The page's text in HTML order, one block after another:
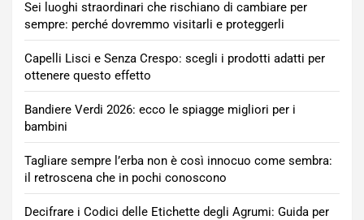
Sei luoghi straordinari che rischiano di cambiare per
sempre: perché dovremmo visitarli e proteggerli
Capelli Lisci e Senza Crespo: scegli i prodotti adatti per
ottenere questo effetto
Bandiere Verdi 2026: ecco le spiagge migliori per i
bambini
Tagliare sempre l’erba non è così innocuo come sembra:
il retroscena che in pochi conoscono
Decifrare i Codici delle Etichette degli Agrumi: Guida per